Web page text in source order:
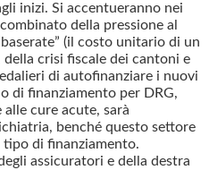
inizi. Si accentueranno nei
della pressione al
(il costo unitario di un
crisi fiscale dei cantoni e
di autofinanziare i nuovi
di finanziamento per DRG,
cure acute, sarà
benché questo settore
di finanziamento.
assicuratori e della destra